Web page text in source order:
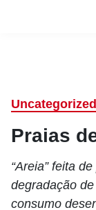
Uncategorized
Praias
“Areia” feita
degradação
consumo